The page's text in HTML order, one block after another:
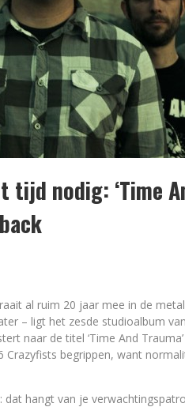
nodig: ‘Time
al ruim 20 jaar mee in de
– ligt het zesde studioalbum
naar de titel ‘Time And
Crazyfists begrippen, want
hangt van je